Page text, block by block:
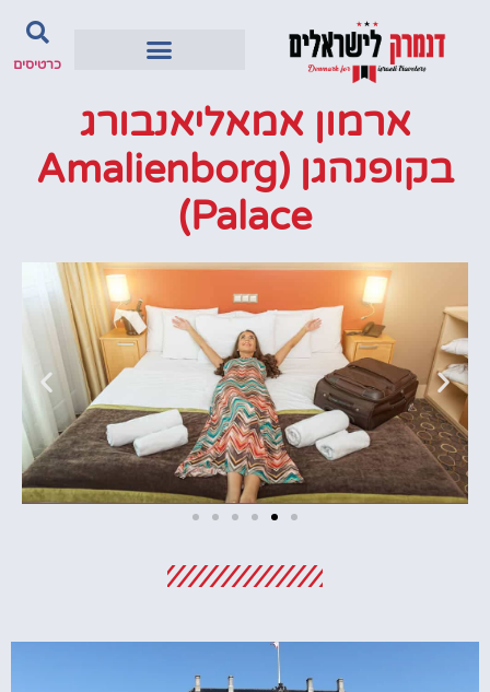
כרטיסים
ארמון אמאליאנבורג
בקופנהגן (Amalienborg
Palace)
מציאת מלון